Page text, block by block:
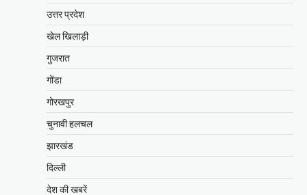
उत्तर प्रदेश
खेल खिलाड़ी
गुजरात
गोंडा
गोरखपुर
चुनावी हलचल
झारखंड
दिल्ली
देश की खबरें